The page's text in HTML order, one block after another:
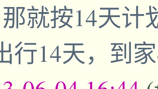
那就按14天计
行14天，到